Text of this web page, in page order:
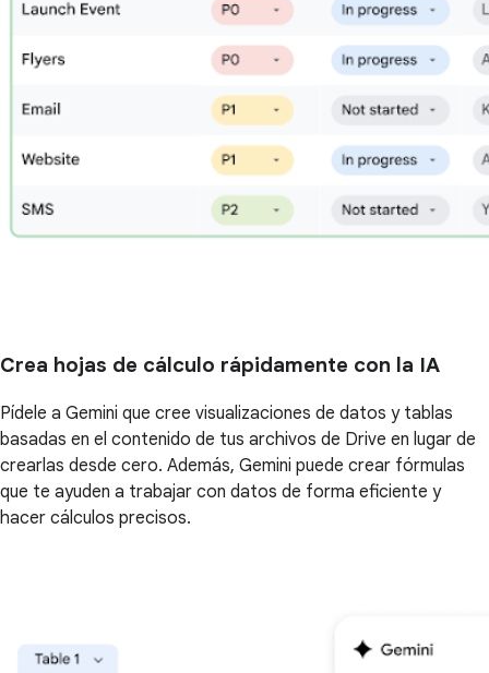
Crea hojas de cálculo rápidamente con la IA
Pídele a Gemini que cree visualizaciones de datos y tablas
basadas en el contenido de tus archivos de Drive en lugar de
crearlas desde cero. Además, Gemini puede crear fórmulas
que te ayuden a trabajar con datos de forma eficiente y
hacer cálculos precisos.